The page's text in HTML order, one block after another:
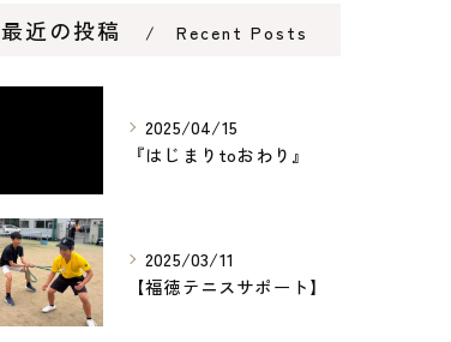
最近の投稿 Recent Posts
2025/04/15
『はじまりtoおわり』
2025/03/11
【福徳テニスサポート】